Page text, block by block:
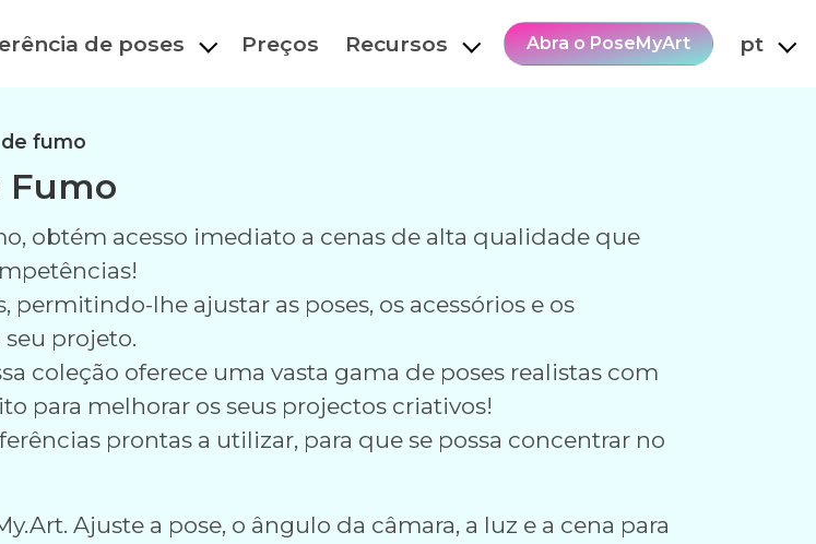
de poses Preços Recursos Abra o PoseMyArt pt
fumo
Fumo
obtém acesso imediato a cenas de alta qualidade que
permitindo-lhe ajustar as poses, os acessórios e os
projeto.
coleção oferece uma vasta gama de poses realistas com
para melhorar os seus projectos criativos!
prontas a utilizar, para que se possa concentrar no
Ajuste a pose, o ângulo da câmara, a luz e a cena para